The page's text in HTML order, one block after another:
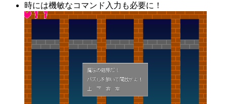
時には機敏なコマンド入力も必要に！